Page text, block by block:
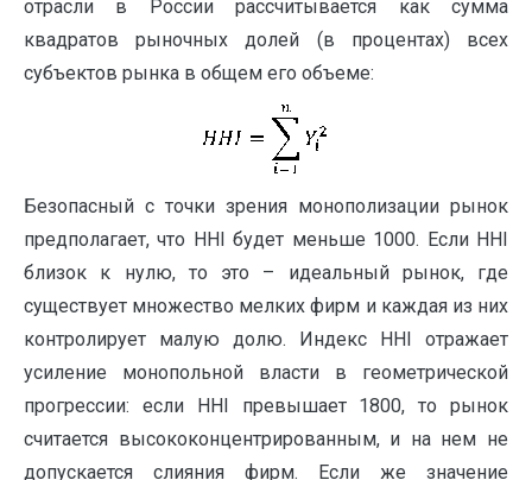
отрасли в России рассчитывается как сумма
квадратов рыночных долей (в процентах) всех
субъектов рынка в общем его объеме:
Безопасный с точки зрения монополизации рынок
предполагает, что HHI будет меньше 1000. Если HHI
близок к нулю, то это – идеальный рынок, где
существует множество мелких фирм и каждая из них
контролирует малую долю. Индекс HHI отражает
усиление монопольной власти в геометрической
прогрессии: если HHI превышает 1800, то рынок
считается высококонцентрированным, и на нем не
допускается слияния фирм. Если же значение